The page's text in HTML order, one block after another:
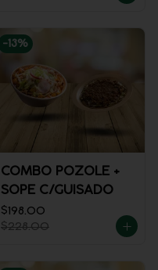
-13%
COMBO POZOLE +
SOPE C/GUISADO
$198.00
$228.00